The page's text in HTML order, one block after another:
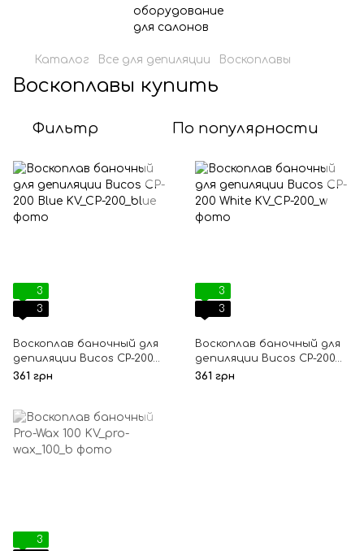
Каталог Все для депиляции Воскоплавы
Воскоплавы купить
Фильтр По популярности
3
3
Воскоплав баночный для
депиляции Bucos CP-200
Blue, 200
361 грн
3
3
Воскоплав баночный для
депиляции Bucos CP-200
White, 200
361 грн
3